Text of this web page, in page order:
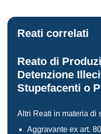
Reati correlati
Reato di
Detenzione
Stupefacenti o
Altri Reati in materia di
Aggravante ex art.